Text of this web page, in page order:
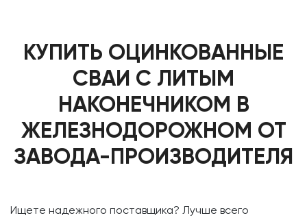
КУПИТЬ ОЦИНКОВАННЫЕ
СВАИ С ЛИТЫМ
НАКОНЕЧНИКОМ В
ЖЕЛЕЗНОДОРОЖНОМ ОТ
ЗАВОДА-ПРОИЗВОДИТЕЛЯ
Ищете надежного поставщика? Лучше всего